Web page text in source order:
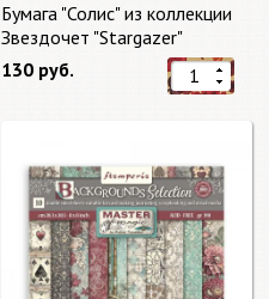
Бумага "Солис" из коллекции
Звездочет "Stargazer"
130 руб.